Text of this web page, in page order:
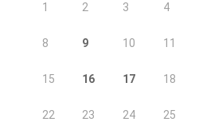
1 2 3 4
8 9 10 11
15 16 17 18
22 23 24 25